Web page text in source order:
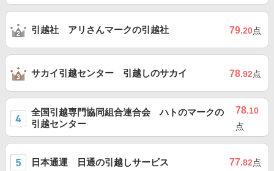
引越社 アリさんマークの引越社 79.20点
サカイ引越センター 引越しのサカイ 78.92点
全国引越専門協同組合連合会 ハトのマークの
引越センター
78.10
点
日本通運 日通の引越しサービス 77.82点